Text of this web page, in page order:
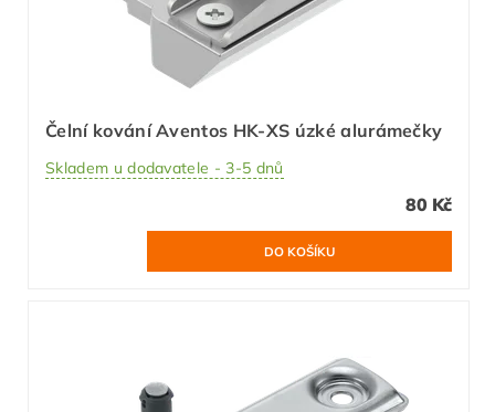
Čelní kování Aventos HK-XS úzké alurámečky
Skladem u dodavatele - 3-5 dnů
80 Kč